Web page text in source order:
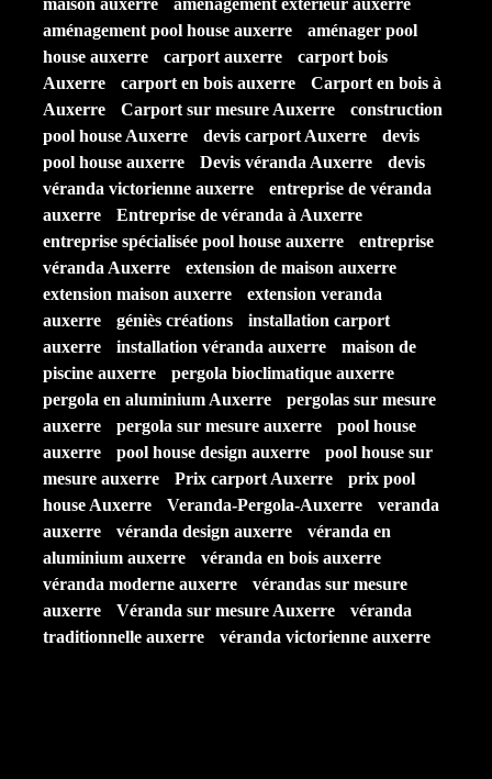
maison auxerre
aménagement extérieur auxerre
aménagement pool house auxerre
aménager pool
house auxerre
carport auxerre
carport bois
Auxerre
carport en bois auxerre
Carport en bois à
Auxerre
Carport sur mesure Auxerre
construction
pool house Auxerre
devis carport Auxerre
devis
pool house auxerre
Devis véranda Auxerre
devis
véranda victorienne auxerre
entreprise de véranda
auxerre
Entreprise de véranda à Auxerre
entreprise spécialisée pool house auxerre
entreprise
véranda Auxerre
extension de maison auxerre
extension maison auxerre
extension veranda
auxerre
géniès créations
installation carport
auxerre
installation véranda auxerre
maison de
piscine auxerre
pergola bioclimatique auxerre
pergola en aluminium Auxerre
pergolas sur mesure
auxerre
pergola sur mesure auxerre
pool house
auxerre
pool house design auxerre
pool house sur
mesure auxerre
Prix carport Auxerre
prix pool
house Auxerre
Veranda-Pergola-Auxerre
veranda
auxerre
véranda design auxerre
véranda en
aluminium auxerre
véranda en bois auxerre
véranda moderne auxerre
vérandas sur mesure
auxerre
Véranda sur mesure Auxerre
véranda
traditionnelle auxerre
véranda victorienne auxerre